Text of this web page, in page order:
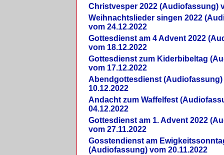
Christvesper 2022 (Audiofassung)
Weihnachtslieder singen 2022
vom 24.12.2022
Gottesdienst am 4 Advent 2022
vom 18.12.2022
Gottesdienst zum Kiderbibeltag
vom 17.12.2022
Abendgottesdienst (Audiofassung)
10.12.2022
Andacht zum Waffelfest
04.12.2022
Gottesdienst am 1. Advent 2022
vom 27.11.2022
Gosstendienst am
(Audiofassung) vom 20.11.2022